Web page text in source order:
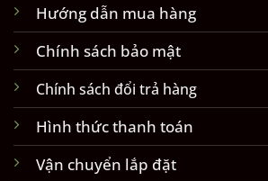
Hướng dẫn mua hàng
Chính sách bảo mật
Chính sách đổi trả hàng
Hình thức thanh toán
Vận chuyển lắp đặt